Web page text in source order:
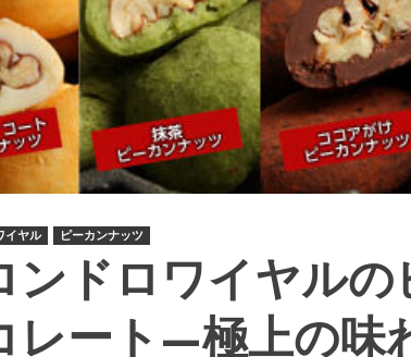
イヤル ピーカンナッツ
ンドロワイヤル
レート—極上の味